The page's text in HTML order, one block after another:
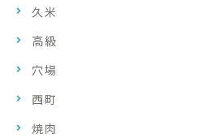
久米
高級
穴場
西町
焼肉